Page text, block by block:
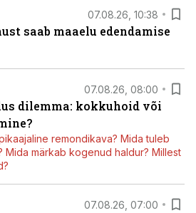
07.08.26, 10:38
saab maaelu edendamise
07.08.26, 08:00
dilemma: kokkuhoid või
remondikava? Mida tuleb
Mida märkab kogenud haldur? Millest
07.08.26, 07:00